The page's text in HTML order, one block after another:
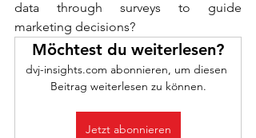
data through surveys to guide
marketing decisions?
Möchtest du weiterlesen?
dvj-insights.com abonnieren, um diesen
Beitrag weiterlesen zu können.
Jetzt abonnieren